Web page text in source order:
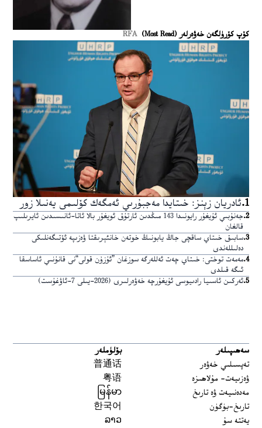
كۆپ كۆرۈلگەن خەۋەرلەر (Most Read) RFA
1
.ئادريان زېنز: خىتايدا مەجبۇرىي ئەمگەك كۆلىمى يەنىلا زور
2
.
جەنۇبىي ئۇيغۇر رايونىدا 143 مىڭدىن ئارتۇق ئويغۇر بالا ئاتا-ئانىسىدىن ئايرىلىپ
قالغان
3
.سابىق خىتاي ساقچى جاڭ يابونىڭ خوتەن خانئېرىقتا ۋەزىپە ئۆتىگەنلىكى
دەلىللەندى
4
.مەمەت توختى: خىتاي چەت ئەللەرگە سوزغان ”ئۇزۇن قولى“نى قانۇنىي ئاساسقا
ئىگە قىلدى
5
.ئەركىن ئاسىيا رادىيوسى ئۇيغۇرچە خەۋەرلىرى (2026-يىلى 7-ئاۋغۇست)
سەھىپىلەر
تەپسىلىي خەۋەر
ۋەزىيەت- مۇلاھىزە
مەدەنىيەت ۋە تارىخ
تارىخ-بۈگۈن
يەتتە سۇ
بۆلۈملەر
普通话
粤语
မြန်မာ
한국어
ລາວ